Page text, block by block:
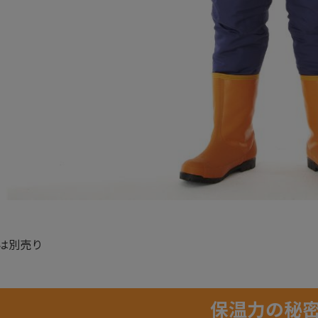
別売り
保温力の秘